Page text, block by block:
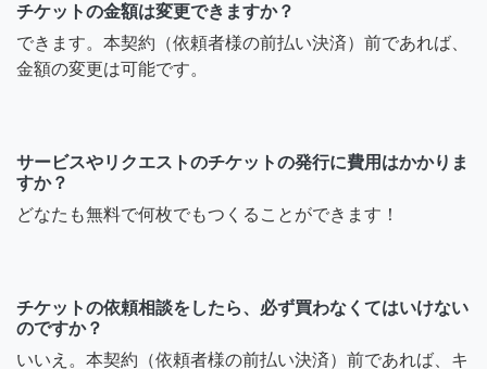
チケットの金額は変更できますか？
できます。本契約（依頼者様の前払い決済）前であれば、
金額の変更は可能です。
サービスやリクエストのチケットの発行に費用はかかりま
すか？
どなたも無料で何枚でもつくることができます！
チケットの依頼相談をしたら、必ず買わなくてはいけない
のですか？
いいえ。本契約（依頼者様の前払い決済）前であれば、キ